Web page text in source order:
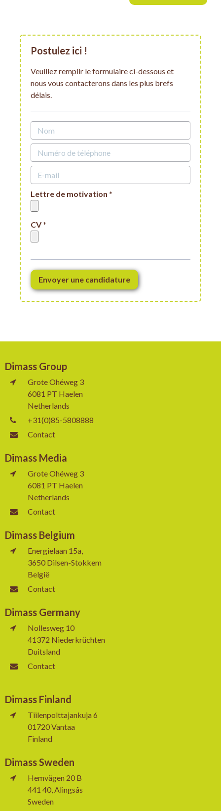
Postulez ici !
Veuillez remplir le formulaire ci-dessous et
nous vous contacterons dans les plus brefs
délais.
Lettre de motivation *
CV *
Envoyer une candidature
Dimass Group
Grote Ohéweg 3
6081 PT Haelen
Netherlands
+31(0)85-5808888
Contact
Dimass Media
Grote Ohéweg 3
6081 PT Haelen
Netherlands
Contact
Dimass Belgium
Energielaan 15a,
3650 Dilsen-Stokkem
België
Contact
Dimass Germany
Nollesweg 10
41372 Niederkrüchten
Duitsland
Contact
Dimass Finland
Tiilenpolttajankuja 6
01720 Vantaa
Finland
Dimass Sweden
Hemvägen 20 B
441 40, Alingsås
Sweden